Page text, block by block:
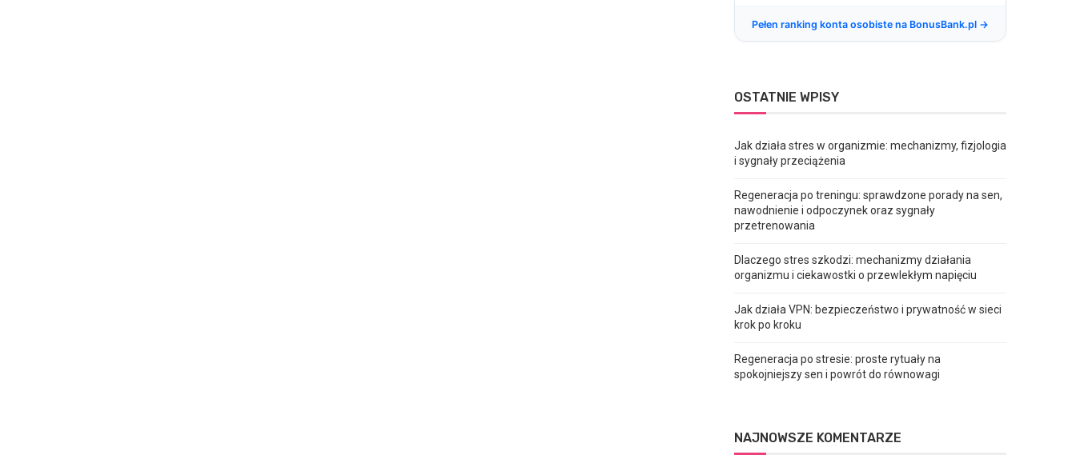
Pełen ranking konta osobiste na BonusBank.pl →
OSTATNIE WPISY
Jak działa stres w organizmie: mechanizmy, fizjologia
i sygnały przeciążenia
Regeneracja po treningu: sprawdzone porady na sen,
nawodnienie i odpoczynek oraz sygnały
przetrenowania
Dlaczego stres szkodzi: mechanizmy działania
organizmu i ciekawostki o przewlekłym napięciu
Jak działa VPN: bezpieczeństwo i prywatność w sieci
krok po kroku
Regeneracja po stresie: proste rytuały na
spokojniejszy sen i powrót do równowagi
NAJNOWSZE KOMENTARZE